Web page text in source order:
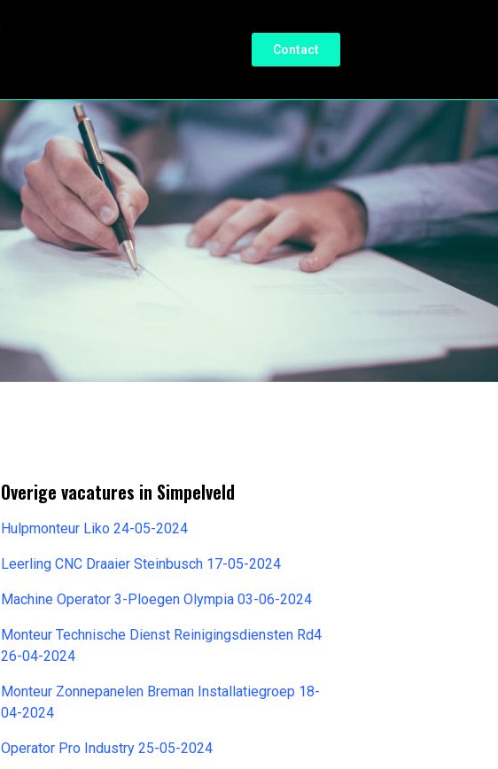
Contact
Overige vacatures in Simpelveld
Hulpmonteur Liko 24-05-2024
Leerling CNC Draaier Steinbusch 17-05-2024
Machine Operator 3-Ploegen Olympia 03-06-2024
Monteur Technische Dienst Reinigingsdiensten Rd4
26-04-2024
Monteur Zonnepanelen Breman Installatiegroep 18-
04-2024
Operator Pro Industry 25-05-2024